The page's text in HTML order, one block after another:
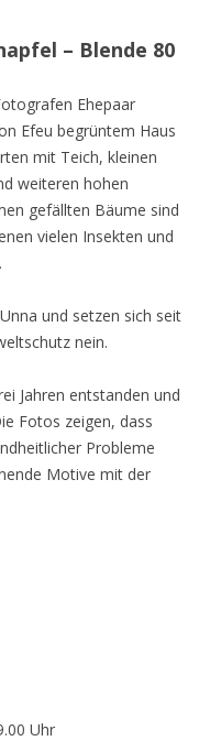
– Blende 80
Ehepaar
Efeu begrüntem Haus
mit Teich, kleinen
weiteren hohen
gefällten Bäume sind
vielen Insekten und
und setzen sich seit
nein.
Jahren entstanden und
Fotos zeigen, dass
Probleme
Motive mit der
Uhr